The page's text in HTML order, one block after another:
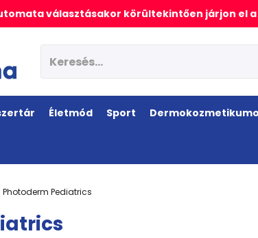
választásakor körültekintően járjon el
Életmód Sport
Photoderm Pediatrics